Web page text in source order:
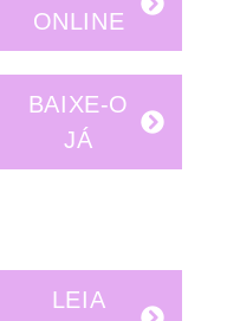
ONLINE
BAIXE-O
JÁ
LEIA